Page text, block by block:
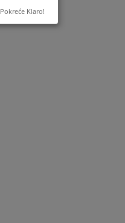
Pokreće Klaro!